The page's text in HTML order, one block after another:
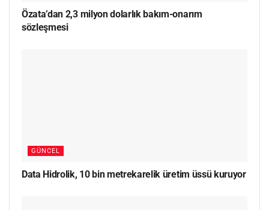
Özata’dan 2,3 milyon dolarlık bakım-onarım
sözleşmesi
GÜNCEL
Data Hidrolik, 10 bin metrekarelik üretim üssü kuruyor